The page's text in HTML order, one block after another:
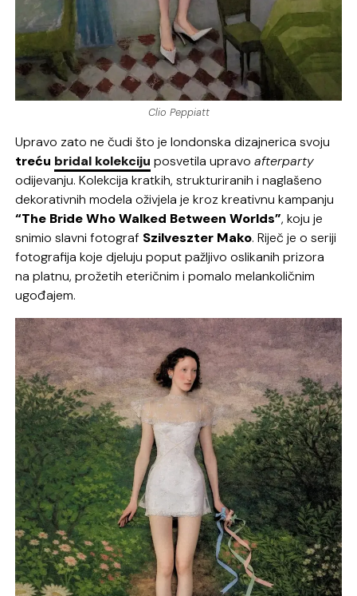
Clio Peppiatt
Upravo zato ne čudi što je londonska dizajnerica svoju
treću bridal kolekciju posvetila upravoafterparty
odijevanju. Kolekcija kratkih, strukturiranih i naglašeno
dekorativnih modela oživjela je kroz kreativnu kampanju
“The Bride Who Walked Between Worlds”, koju je
snimio slavni fotograf Szilveszter Mako. Riječ je o seriji
fotografija koje djeluju poput pažljivo oslikanih prizora
na platnu, prožetih eteričnim i pomalo melankoličnim
ugođajem.